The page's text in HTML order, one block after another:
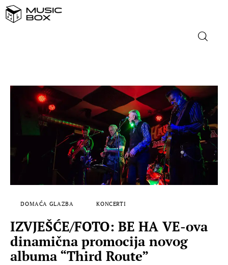
DOMAĆA GLAZBA
STRANA GLAZBA
FILM
MUSIC BOX
DOMAĆA GLAZBA KONCERTI
IZVJEŠĆE/FOTO: BE HA VE-ova
dinamična promocija novog
albuma “Third Route”